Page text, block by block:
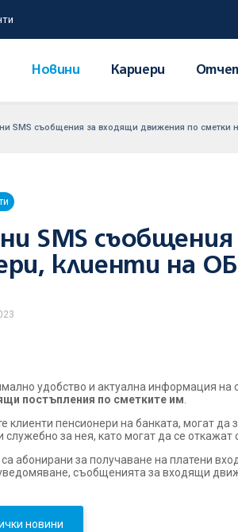
Новини Кариери
SMS съобщения за входящи движения по сметки
SMS
клиенти на
удобство и актуална информация
постъпления по сметките им
клиенти пенсионери на банката, могат
служебно за нея, като могат да се
абонирани за получаване на платени
съобщенията за входящи
новини